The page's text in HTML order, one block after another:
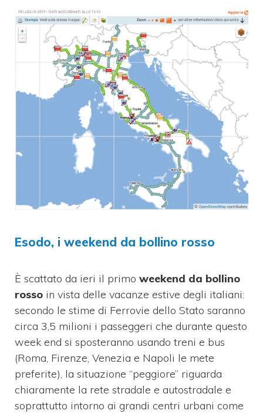
Esodo, i weekend da bollino rosso
È scattato da ieri il primo weekend da bollino
rosso in vista delle vacanze estive degli italiani:
secondo le stime di Ferrovie dello Stato saranno
circa 3,5 milioni i passeggeri che durante questo
week end si sposteranno usando treni e bus
(Roma, Firenze, Venezia e Napoli le mete
preferite), la situazione “peggiore” riguarda
chiaramente la rete stradale e autostradale e
soprattutto intorno ai grandi centri urbani come